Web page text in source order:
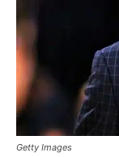
Getty Images